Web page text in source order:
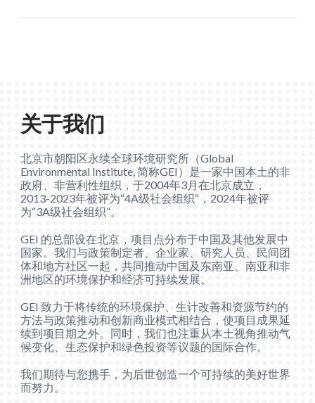
关于我们
北京市朝阳区永续全球环境研究所（Global
Environmental Institute, 简称GEI）是一家中国本土的非
政府、非营利性组织，于2004年3月在北京成立，
2013-2023年被评为“4A级社会组织“，2024年被评
为“3A级社会组织”。
GEI 的总部设在北京，项目点分布于中国及其他发展中
国家。我们与政策制定者、企业家、研究人员、民间团
体和地方社区一起，共同推动中国及东南亚、南亚和非
洲地区的环境保护和经济可持续发展。
GEI 致力于将传统的环境保护、生计改善和资源节约的
方法与政策推动和创新商业模式相结合，使项目成果延
续到项目期之外。同时，我们也注重从本土视角推动气
候变化、生态保护和绿色投资等议题的国际合作。
我们期待与您携手，为后世创造一个可持续的美好世界
而努力。